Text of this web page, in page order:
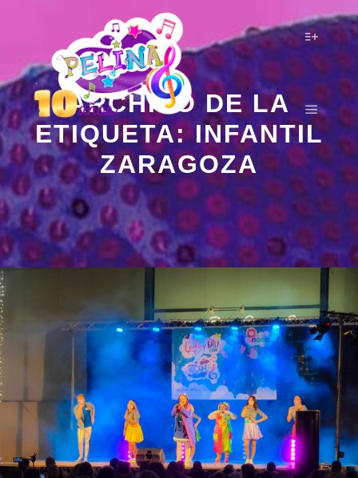
Menú
ARCHIVO DE LA
ETIQUETA:INFANTIL
ZARAGOZA